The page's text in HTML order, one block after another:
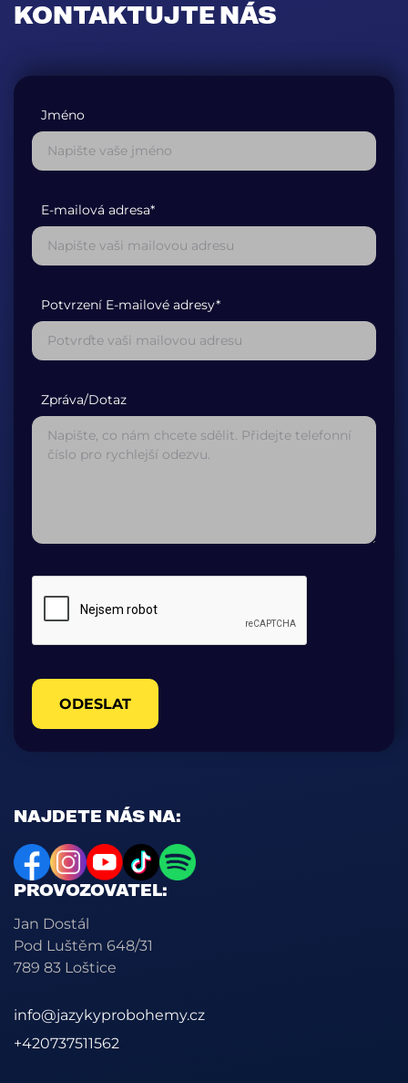
NAJDETE NÁS NA:
PROVOZOVATEL:
Jan Dostál
Pod Luštěm 648/31
789 83 Loštice
info@jazykyprobohemy.cz
+420737511562
KONTAKTUJTE NÁS
Jméno
E-mailová adresa*
Potvrzení E-mailové adresy*
Zpráva/Dotaz
ODESLAT